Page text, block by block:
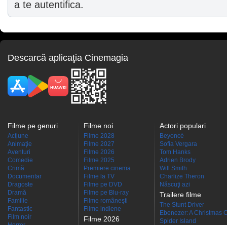
a te autentifica.
Descarcă aplicaţia Cinemagia
Filme pe genuri
Acţiune
Animaţie
Aventuri
Comedie
Crimă
Documentar
Dragoste
Dramă
Familie
Fantastic
Film noir
Filme noi
Filme 2028
Filme 2027
Filme 2026
Filme 2025
Premiere cinema
Filme la TV
Filme pe DVD
Filme pe Blu-ray
Filme româneşti
Filme indiene
Filme 2026
Actori populari
Beyoncé
Sofía Vergara
Tom Hanks
Adrien Brody
Will Smith
Charlize Theron
Născuţi azi
Trailere filme
The Stunt Driver
Ebenezer: A Christmas
Spider Island